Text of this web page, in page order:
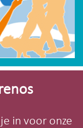
in voor onze